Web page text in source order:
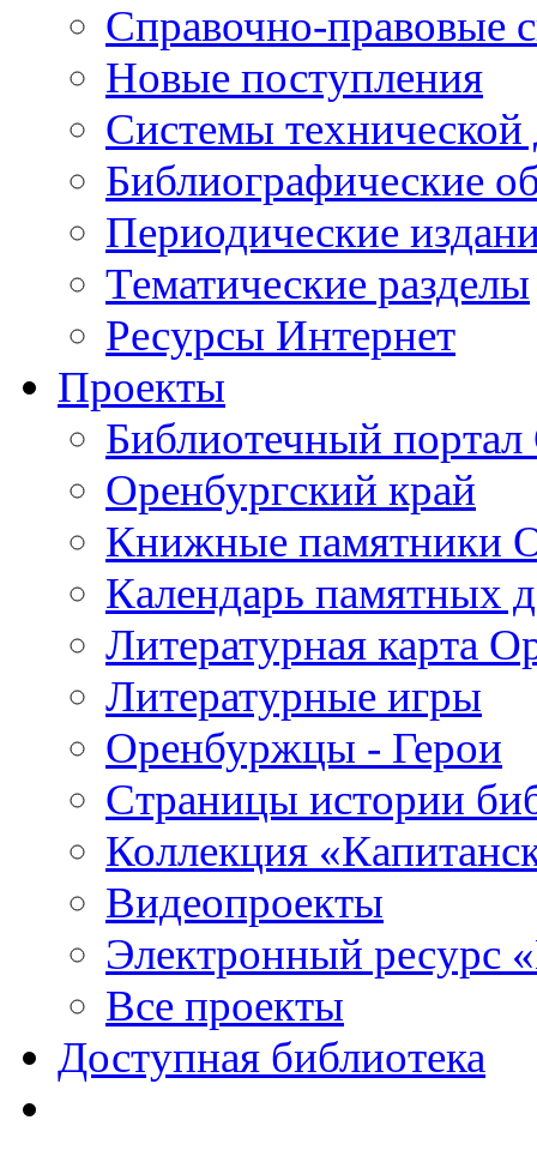
Справочно-правовые
Новые поступления
Cистемы
Библиографические
Периодические
Тематические разделы
Ресурсы Интернет
Проекты
Библиотечный портал
Оренбургский край
Книжные памятники
Календарь памятных
Литературная карта
Литературные игры
Оренбуржцы - Герои
Страницы истории
Коллекция
Видеопроекты
Электронный ресурс
Все проекты
Доступная библиотека